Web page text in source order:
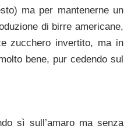
ma per mantenerne un
di birre americane,
zucchero invertito, ma in
bene, pur cedendo sul
sì sull’amaro ma senza